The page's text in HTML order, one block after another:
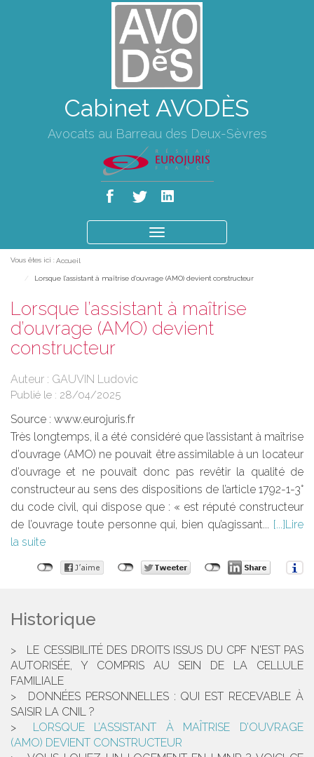
Cabinet AVODÈS
Avocats au Barreau des Deux-Sèvres
le
Vous êtes ici : Accueil
Lorsque l’assistant à maîtrise d’ouvrage (AMO) devient constructeur
Lorsque l’assistant à maîtrise
d’ouvrage (AMO) devient
constructeur
Auteur : GAUVIN Ludovic
Publié le : 28/04/2025
Source : www.eurojuris.fr
Très longtemps, il a été considéré que l’assistant à maîtrise
d’ouvrage (AMO) ne pouvait être assimilable à un locateur
d’ouvrage et ne pouvait donc pas revêtir la qualité de
constructeur au sens des dispositions de l’article 1792-1-3°
du code civil, qui dispose que : « est réputé constructeur
de l’ouvrage toute personne qui, bien qu’agissant...
Lire
la suite
Historique
LE CESSIBILITÉ DES DROITS ISSUS DU CPF N'EST PAS
AUTORISÉE, Y COMPRIS AU SEIN DE LA CELLULE
FAMILIALE
DONNÉES PERSONNELLES : QUI EST RECEVABLE À
SAISIR LA CNIL ?
LORSQUE L’ASSISTANT À MAÎTRISE D’OUVRAGE
(AMO) DEVIENT CONSTRUCTEUR